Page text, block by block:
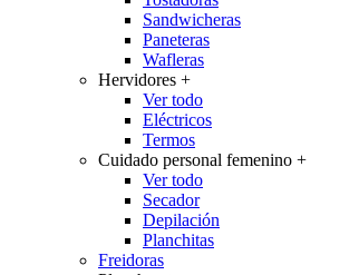
Sandwicheras
Paneteras
Wafleras
Hervidores +
Ver todo
Eléctricos
Termos
Cuidado personal femenino +
Ver todo
Secador
Depilación
Planchitas
Freidoras